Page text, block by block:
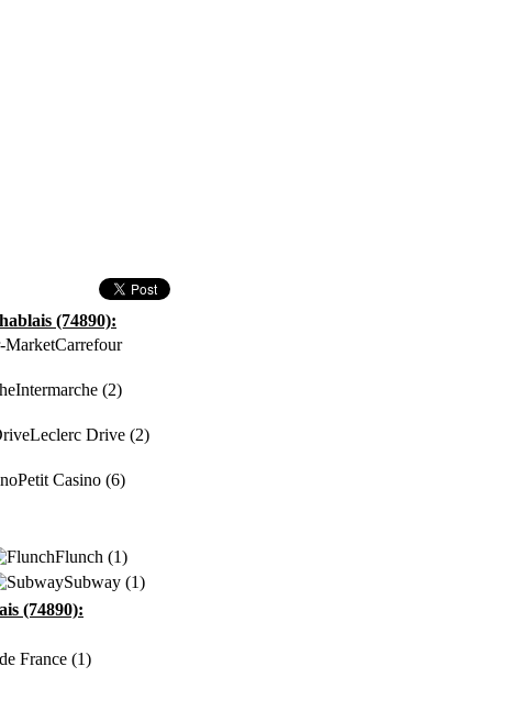
(74890):
Carrefour
Intermarche (2)
Leclerc Drive (2)
Petit Casino (6)
Flunch (1)
Subway (1)
(74890):
France (1)